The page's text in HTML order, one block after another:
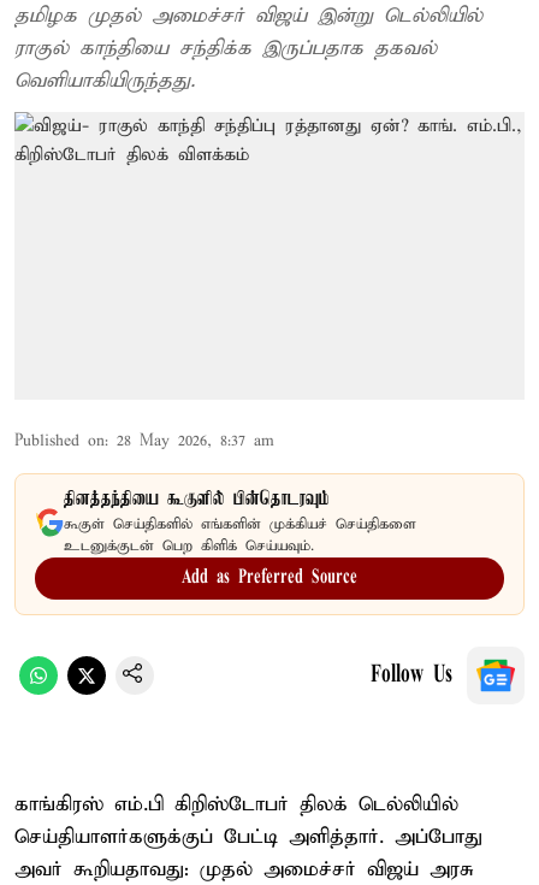
தமிழக முதல் அமைச்சர் விஜய் இன்று டெல்லியில்
ராகுல் காந்தியை சந்திக்க இருப்பதாக தகவல்
வெளியாகியிருந்தது.
Published on: 28 May 2026, 8:37 am
தினத்தந்தியை கூகுளில் பின்தொடரவும்
கூகுள் செய்திகளில் எங்களின் முக்கியச் செய்திகளை
உடனுக்குடன் பெற கிளிக் செய்யவும்.
Add as Preferred Source
Follow Us
காங்கிரஸ் எம்.பி கிறிஸ்டோபர் திலக் டெல்லியில்
செய்தியாளர்களுக்குப் பேட்டி அளித்தார். அப்போது
அவர் கூறியதாவது: முதல் அமைச்சர் விஜய் அரசு